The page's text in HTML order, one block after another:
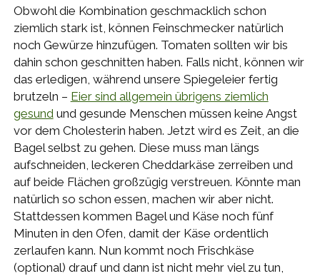
Obwohl die Kombination geschmacklich schon
ziemlich stark ist, können Feinschmecker natürlich
noch Gewürze hinzufügen. Tomaten sollten wir bis
dahin schon geschnitten haben. Falls nicht, können wir
das erledigen, während unsere Spiegeleier fertig
brutzeln – Eier sind allgemein übrigens ziemlich
gesundund gesunde Menschen müssen keine Angst
vor dem Cholesterin haben. Jetzt wird es Zeit, an die
Bagel selbst zu gehen. Diese muss man längs
aufschneiden, leckeren Cheddarkäse zerreiben und
auf beide Flächen großzügig verstreuen. Könnte man
natürlich so schon essen, machen wir aber nicht.
Stattdessen kommen Bagel und Käse noch fünf
Minuten in den Ofen, damit der Käse ordentlich
zerlaufen kann. Nun kommt noch Frischkäse
(optional) drauf und dann ist nicht mehr viel zu tun,